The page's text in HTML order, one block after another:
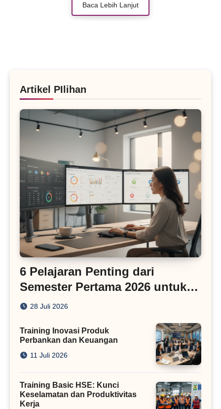
Baca Lebih Lanjut
Artikel PIlihan
6 Pelajaran Penting dari
Semester Pertama 2026 untuk
Bisnis Digital
28 Juli 2026
Training Inovasi Produk
Perbankan dan Keuangan
11 Juli 2026
Training Basic HSE: Kunci
Keselamatan dan Produktivitas
Kerja